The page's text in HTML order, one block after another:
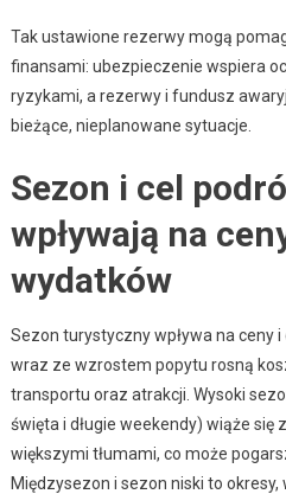
Tak ustawione rezerwy mogą
finansami: ubezpieczenie wspiera
ryzykami, a rezerwy i fundusz
bieżące, nieplanowane sytuacje.
Sezon i cel
wpływają na
wydatków
Sezon turystyczny wpływa na ceny
wraz ze wzrostem popytu rosną
transportu oraz atrakcji. Wysoki
święta i długie weekendy) wiąże się
większymi tłumami, co może
Międzysezon i sezon niski to